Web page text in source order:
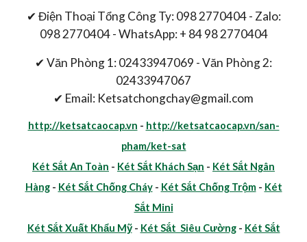
✔ Điện Thoại Tổng Công Ty: 098 2770404 - Zalo:
098 2770404 - WhatsApp: + 84 98 2770404
✔ Văn Phòng 1: 02433947069 - Văn Phòng 2:
02433947067
✔ Email: Ketsatchongchay@gmail.com
http://ketsatcaocap.vn - http://ketsatcaocap.vn/san-
pham/ket-sat
Két Sắt An Toàn - Két Sắt Khách Sạn - Két Sắt Ngân
Hàng- Két Sắt Chống Cháy- Két Sắt Chống Trộm- Két
Sắt Mini
Két Sắt Xuất Khẩu Mỹ- Két Sắt Siêu Cường- Két Sắt